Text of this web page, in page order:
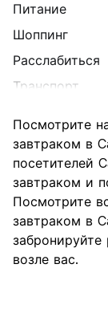
Питание
Шоппинг
Расслабиться
Транспорт
Культура
Ночная жизнь
Соотношение
качества
Посмотрите
завтраком в
посетителей
завтраком и
Посмотрите
завтраком в
возле вас.